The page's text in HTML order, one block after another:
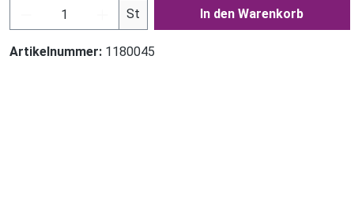
Produkt Anzahl: Gib den gewünschten
St In den Warenkorb
Artikelnummer: 1180045